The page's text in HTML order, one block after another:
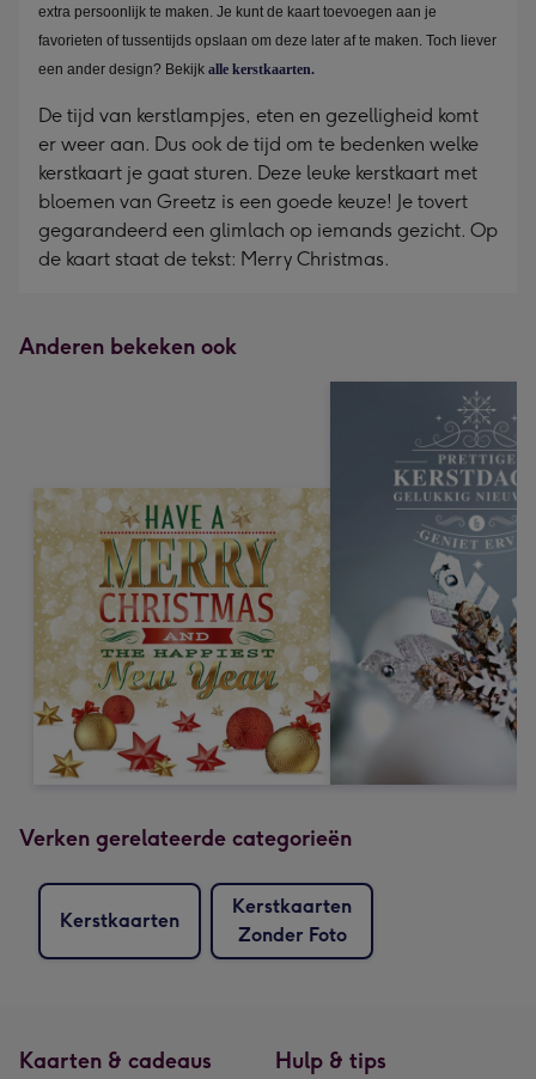
extra persoonlijk te maken. Je kunt de kaart toevoegen aan je
favorieten of tussentijds opslaan om deze later af te maken. Toch liever
een ander design? Bekijk alle kerstkaarten.
De tijd van kerstlampjes, eten en gezelligheid komt
er weer aan. Dus ook de tijd om te bedenken welke
kerstkaart je gaat sturen. Deze leuke kerstkaart met
bloemen van Greetz is een goede keuze! Je tovert
gegarandeerd een glimlach op iemands gezicht. Op
de kaart staat de tekst: Merry Christmas.
Anderen bekeken ook
Verken gerelateerde categorieën
Kerstkaarten
Kerstkaarten
Zonder Foto
Kaarten & cadeaus Hulp & tips